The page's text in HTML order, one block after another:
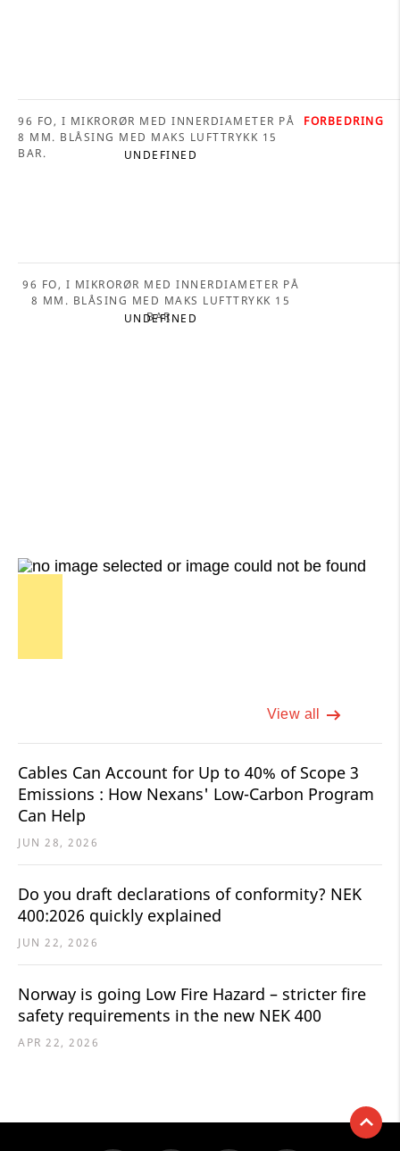
96 FO, I MIKRORØR MED INNERDIAMETER PÅ
8 MM. BLÅSING MED MAKS LUFTTRYKK 15
BAR.
FORBEDRING
UNDEFINED
96 FO, I MIKRORØR MED INNERDIAMETER PÅ
8 MM. BLÅSING MED MAKS LUFTTRYKK 15
BAR.
UNDEFINED
View all
Cables Can Account for Up to 40% of Scope 3
Emissions : How Nexans' Low-Carbon Program
Can Help
JUN 28, 2026
Do you draft declarations of conformity? NEK
400:2026 quickly explained
JUN 22, 2026
Norway is going Low Fire Hazard – stricter fire
safety requirements in the new NEK 400
APR 22, 2026